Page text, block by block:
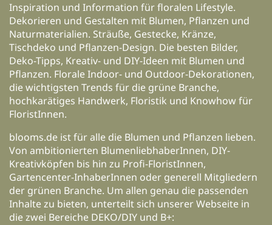
Inspiration und Information für floralen Lifestyle.
Dekorieren und Gestalten mit Blumen, Pflanzen und
Naturmaterialien. Sträuße, Gestecke, Kränze,
Tischdeko und Pflanzen-Design. Die besten Bilder,
Deko-Tipps, Kreativ- und DIY-Ideen mit Blumen und
Pflanzen. Florale Indoor- und Outdoor-Dekorationen,
die wichtigsten Trends für die grüne Branche,
hochkarätiges Handwerk, Floristik und Knowhow für
FloristInnen.
blooms.de ist für alle die Blumen und Pflanzen lieben.
Von ambitionierten BlumenliebhaberInnen, DIY-
Kreativköpfen bis hin zu Profi-FloristInnen,
Gartencenter-InhaberInnen oder generell Mitgliedern
der grünen Branche. Um allen genau die passenden
Inhalte zu bieten, unterteilt sich unserer Webseite in
die zwei Bereiche DEKO/DIY und B+: